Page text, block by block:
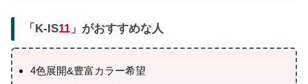
「K-IS11 」がおすすめな人
4色展開&豊富カラー希望